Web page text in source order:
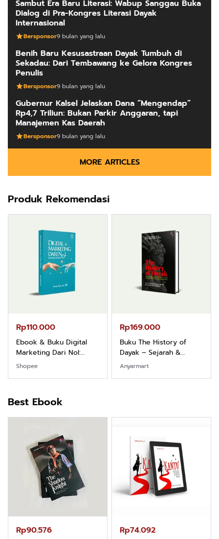
Sambut Era Baru Literasi: Wabup Sanggau Buka
Dialog di Pra-Kongres Literasi Dayak
Internasional
Bersponsor9 bulan yang lalu
Benih Baru Kesusastraan Dayak Tumbuh di
Sekadau: Dari Tembawang ke Gelora Kongres
Penulis
Bersponsor9 bulan yang lalu
Gubernur Kalsel Jelaskan Dana “Mengendap”
Rp4,7 Triliun: Bukan Parkir Anggaran, tapi
Manajemen Kas Daerah
Bersponsor9 bulan yang lalu
MORE ARTICLES
Produk Rekomendasi
Rp110.000
Ebook & Buku Digital
Marketing Dari Nol:
Fondasi & Mindset untuk
Pemula
Shopee
Rp169.000
Buku The History of
Dayak – Sejarah &
Identitas Borneo Asli
Anyarmart
Best Ebook
Rp90.576 Rp74.092